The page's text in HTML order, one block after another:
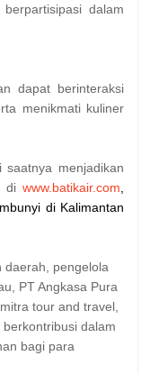
dalam
dapat berinteraksi
menikmati kuliner
menjadikan
di www.batikair.com
di Kalimantan
daerah, pengelola
PT Angkasa Pura
tour and travel,
berkontribusi dalam
bagi para